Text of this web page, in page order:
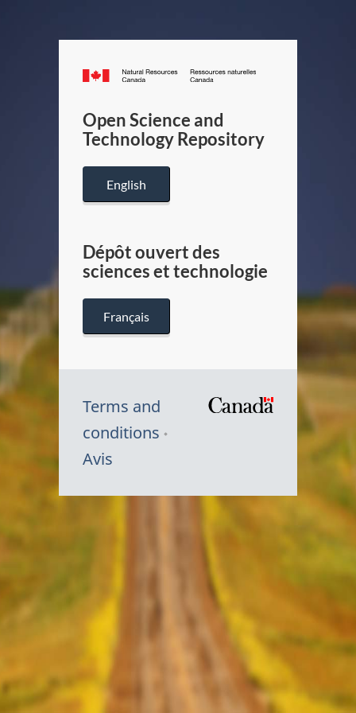
Canada.ca
/
Canada
Open Science and
Technology Repository
English
Dépôt ouvert des
sciences et technologie
Français
Terms and
conditions
Avis
Symbole
Canada